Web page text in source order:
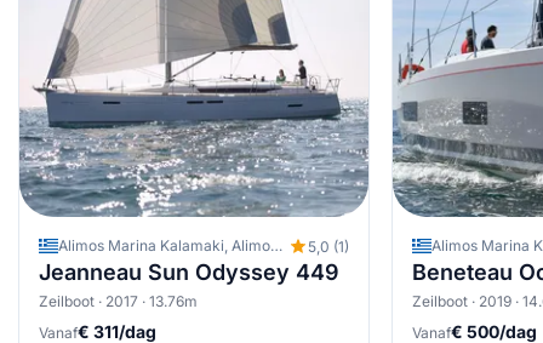
Alimos Marina Kalamaki, Alimos - Kalamaki (Athene), Griekenland 5,0 (1)
Jeanneau Sun Odyssey 449
Zeilboot · 2017 · 13.76m
Vanaf€ 311/dag
Beneteau
Zeilboot · 2019 ·
Vanaf€ 500/dag